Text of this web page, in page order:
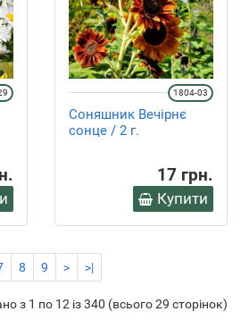
Соняшник Вечірнє
сонце / 2 г.
1804-03
17 грн.
Купити
8 9 > >|
з 1 по 12 із 340 (всього 29 сторінок)